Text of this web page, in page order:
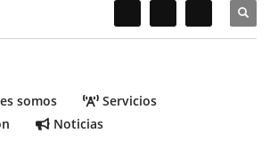
somos
Servicios
Noticias